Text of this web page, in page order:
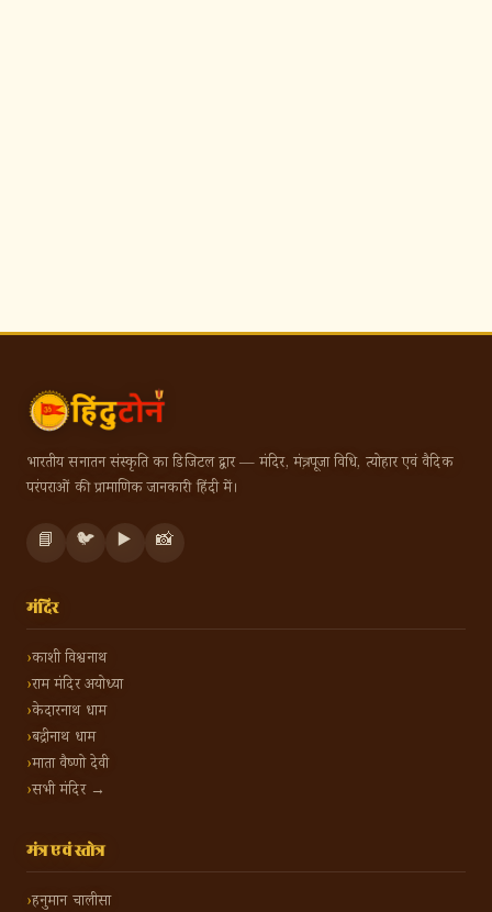
भारतीय सनातन संस्कृति का डिजिटल द्वार — मंदिर, मंत्र, पूजा विधि, त्योहार एवं वैदिक
परंपराओं की प्रामाणिक जानकारी हिंदी में।
📘 🐦 ▶️ 📸
मंदिर
काशी विश्वनाथ
राम मंदिर अयोध्या
केदारनाथ धाम
बद्रीनाथ धाम
माता वैष्णो देवी
सभी मंदिर →
मंत्र एवं स्तोत्र
हनुमान चालीसा